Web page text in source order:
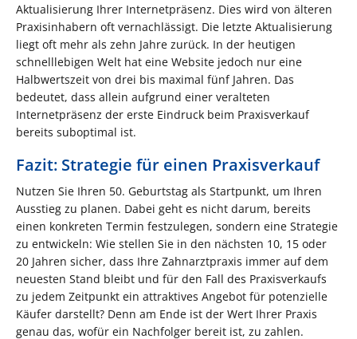
Aktualisierung Ihrer Internetpräsenz. Dies wird von älteren
Praxisinhabern oft vernachlässigt. Die letzte Aktualisierung
liegt oft mehr als zehn Jahre zurück. In der heutigen
schnelllebigen Welt hat eine Website jedoch nur eine
Halbwertszeit von drei bis maximal fünf Jahren. Das
bedeutet, dass allein aufgrund einer veralteten
Internetpräsenz der erste Eindruck beim Praxisverkauf
bereits suboptimal ist.
Fazit: Strategie für einen Praxisverkauf
Nutzen Sie Ihren 50. Geburtstag als Startpunkt, um Ihren
Ausstieg zu planen. Dabei geht es nicht darum, bereits
einen konkreten Termin festzulegen, sondern eine Strategie
zu entwickeln: Wie stellen Sie in den nächsten 10, 15 oder
20 Jahren sicher, dass Ihre Zahnarztpraxis immer auf dem
neuesten Stand bleibt und für den Fall des Praxisverkaufs
zu jedem Zeitpunkt ein attraktives Angebot für potenzielle
Käufer darstellt? Denn am Ende ist der Wert Ihrer Praxis
genau das, wofür ein Nachfolger bereit ist, zu zahlen.